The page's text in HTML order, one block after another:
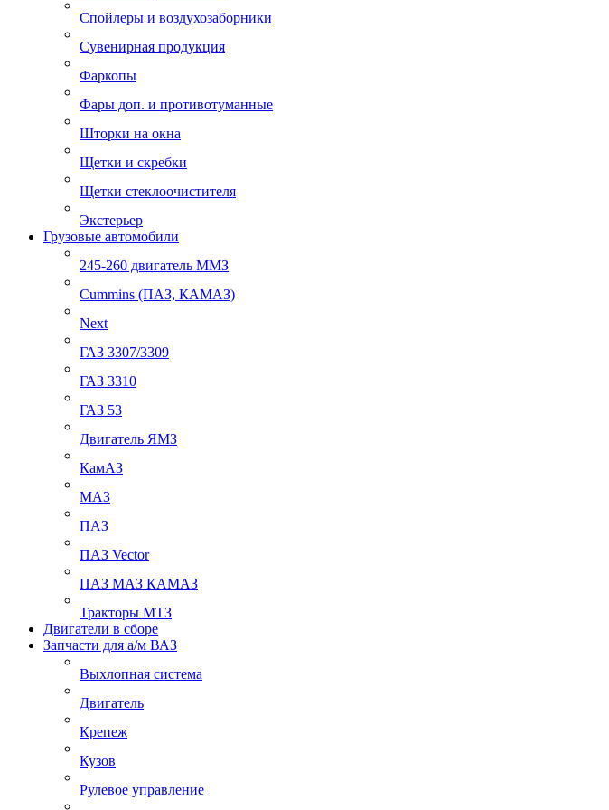
Спойлеры и воздухозаборники
Сувенирная продукция
Фаркопы
Фары доп. и противотуманные
Шторки на окна
Щетки и скребки
Щетки стеклоочистителя
Экстерьер
Грузовые автомобили
245-260 двигатель ММЗ
Cummins (ПАЗ, КАМАЗ)
Next
ГАЗ 3307/3309
ГАЗ 3310
ГАЗ 53
Двигатель ЯМЗ
КамАЗ
МАЗ
ПАЗ
ПАЗ Vector
ПАЗ МАЗ КАМАЗ
Тракторы МТЗ
Двигатели в сборе
Запчасти для а/м ВАЗ
Выхлопная система
Двигатель
Крепеж
Кузов
Рулевое управление